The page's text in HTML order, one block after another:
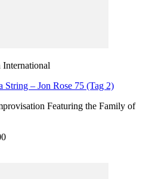
String – Jon Rose 75 (Tag 2)
Featuring the Family of